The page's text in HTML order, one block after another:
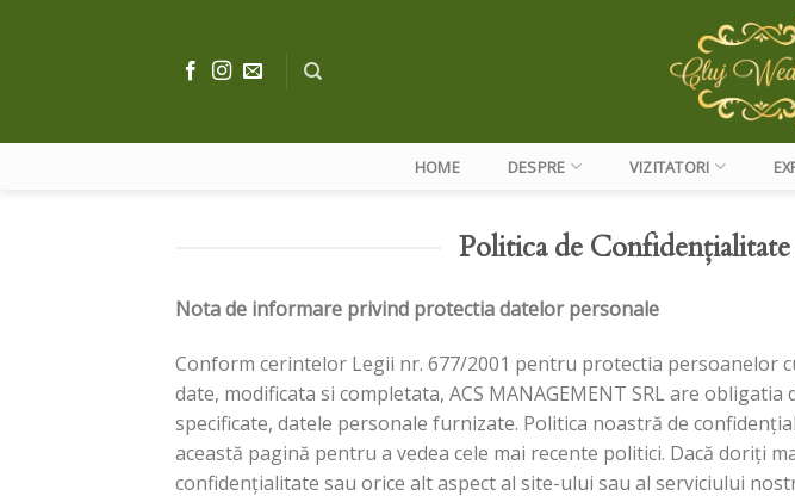
HOME DESPRE VIZITATORI
Politica de
Nota de informare privind protectia datelor personale
Conform cerintelor Legii nr. 677/2001 pentru protectia persoanelor
date, modificata si completata, ACS MANAGEMENT SRL are
specificate, datele personale furnizate. Politica noastră de
această pagină pentru a vedea cele mai recente politici. Dacă doriți
confidențialitate sau orice alt aspect al site-ului sau al serviciului